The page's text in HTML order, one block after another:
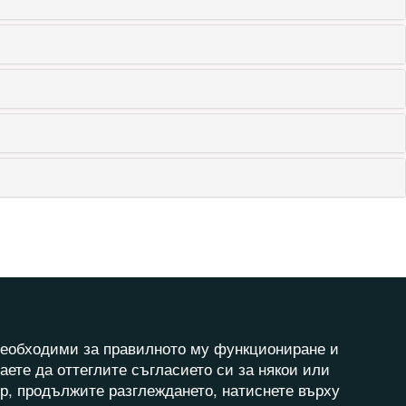
за правилното му функциониране и
да оттеглите съгласието си за някои или
продължите разглеждането, натиснете върху